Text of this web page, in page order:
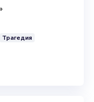
Трагедия